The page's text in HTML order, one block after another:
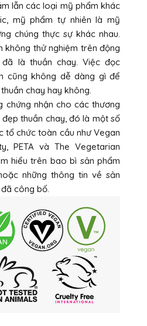
lẫn các loại mỹ phẩm khác
mỹ phẩm tự nhiên là mỹ
chúng thực sự khác nhau.
không thử nghiệm trên động
là thuần chay. Việc đọc
cũng không dễ dàng gì để
chay hay không.
chứng nhận cho các thương
thuần chay, đó là một số
tổ chức toàn cầu như Vegan
PETA và The Vegetarian
hiểu trên bao bì sản phẩm
những thông tin về sản
công bố.